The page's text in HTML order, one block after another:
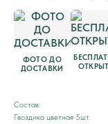
ФОТО ДО
ДОСТАВКИ
Состав:
Гвоздика цветная 5шт.